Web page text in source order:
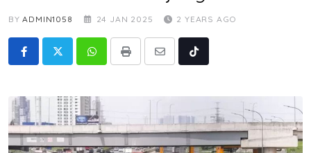
BYADMIN1058 24 JAN 2025 2 YEARS AGO
WhatsappPrint
Share
Tiktok